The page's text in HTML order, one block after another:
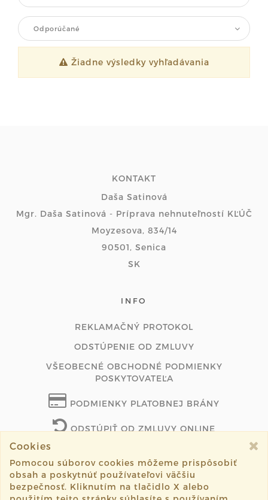
Odporúčané
Žiadne výsledky vyhľadávania
KONTAKT
Daša Satinová
Mgr. Daša Satinová - Príprava nehnuteľností KĽÚČ
Moyzesova, 834/14
90501, Senica
SK
INFO
REKLAMAČNÝ PROTOKOL
ODSTÚPENIE OD ZMLUVY
VŠEOBECNÉ OBCHODNÉ PODMIENKY
POSKYTOVATEĽA
PODMIENKY PLATOBNEJ BRÁNY
ODSTÚPIŤ OD ZMLUVY ONLINE
©2026 satinovadesign.com všetky práva vyhradené.
Vytvorené systémomsashe.sk
Cookies
Pomocou súborov cookies môžeme prispôsobiť
obsah a poskytnúť používateľovi väčšiu
bezpečnosť. Kliknutím na tlačidlo X alebo